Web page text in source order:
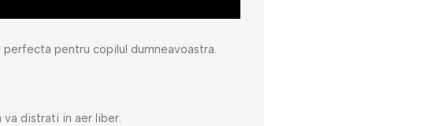
pentru copilul dumneavoastra.
distrati in aer liber.